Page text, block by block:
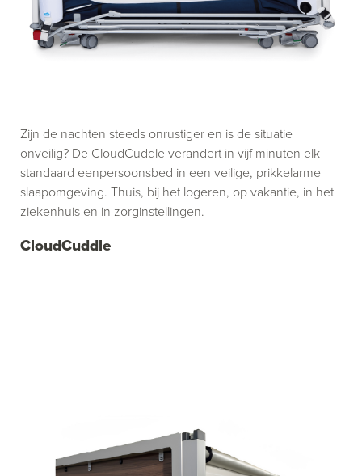
CloudCuddle
Zijn de nachten steeds onrustiger en is de situatie
onveilig? De CloudCuddle verandert in vijf minuten elk
standaard eenpersoonsbed in een veilige, prikkelarme
slaapomgeving. Thuis, bij het logeren, op vakantie, in het
ziekenhuis en in zorginstellingen.